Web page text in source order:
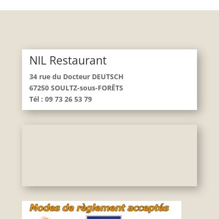
NIL Restaurant
34 rue du Docteur DEUTSCH
67250 SOULTZ-sous-FORÊTS
Tél : 09 73 26 53 79